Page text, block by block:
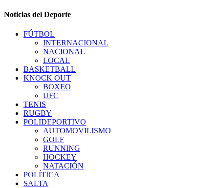
Noticias del Deporte
FÚTBOL
INTERNACIONAL
NACIONAL
LOCAL
BASKETBALL
KNOCK OUT
BOXEO
UFC
TENIS
RUGBY
POLIDEPORTIVO
AUTOMOVILISMO
GOLF
RUNNING
HOCKEY
NATACIÓN
POLÍTICA
SALTA